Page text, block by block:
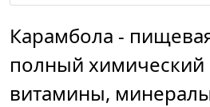
Карамбола -
полный химический
витамины,